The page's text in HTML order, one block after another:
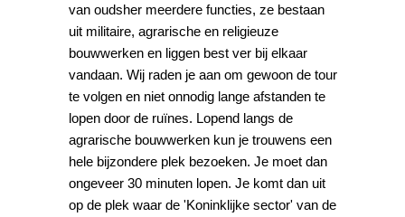
van oudsher meerdere functies, ze bestaan
uit militaire, agrarische en religieuze
bouwwerken en liggen best ver bij elkaar
vandaan. Wij raden je aan om gewoon de tour
te volgen en niet onnodig lange afstanden te
lopen door de ruïnes. Lopend langs de
agrarische bouwwerken kun je trouwens een
hele bijzondere plek bezoeken. Je moet dan
ongeveer 30 minuten lopen. Je komt dan uit
op de plek waar de 'Koninklijke sector' van de